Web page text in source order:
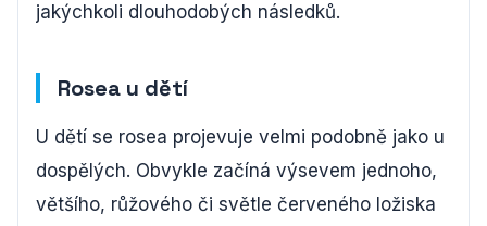
jakýchkoli dlouhodobých následků.
Rosea u dětí
U dětí se rosea projevuje velmi podobně jako u
dospělých. Obvykle začíná výsevem jednoho,
většího, růžového či světle červeného ložiska